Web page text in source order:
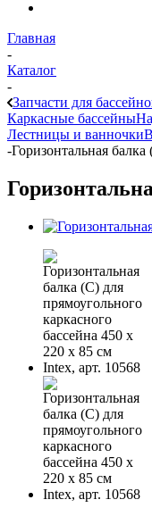
Главная
-
Каталог
-
Запчасти для
Каркасные бассейны
Лестницы и ванночки
-Горизонтальная